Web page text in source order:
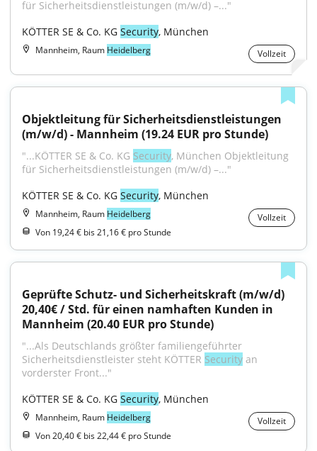
für Sicherheitsdienstleistungen (m/w/d) –..."
KÖTTER SE & Co. KG Security, München
Mannheim, Raum Heidelberg Vollzeit
Objektleitung für Sicherheitsdienstleistungen
(m/w/d) - Mannheim (19.24 EUR pro Stunde)
"...KÖTTER SE & Co. KG Security, München Objektleitung
für Sicherheitsdienstleistungen (m/w/d) –..."
KÖTTER SE & Co. KG Security, München
Mannheim, Raum Heidelberg
Vollzeit
Von 19,24 € bis 21,16 € pro Stunde
Geprüfte Schutz- und Sicherheitskraft (m/w/d)
20,40€ / Std. für einen namhaften Kunden in
Mannheim (20.40 EUR pro Stunde)
"...Als Deutschlands größter familiengeführter
Sicherheitsdienstleister steht KÖTTER Security an
vorderster Front..."
KÖTTER SE & Co. KG Security, München
Mannheim, Raum Heidelberg
Vollzeit
Von 20,40 € bis 22,44 € pro Stunde